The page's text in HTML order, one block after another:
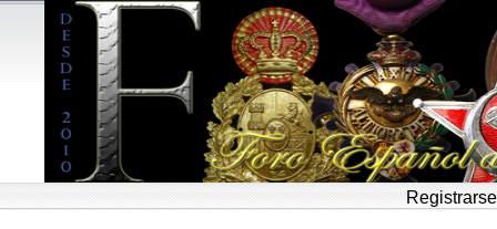
Registrarse